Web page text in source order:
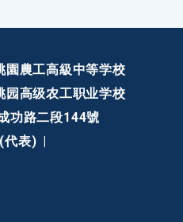
園農工高級中等学校
园高级农工职业学校
功路二段144號
代表)